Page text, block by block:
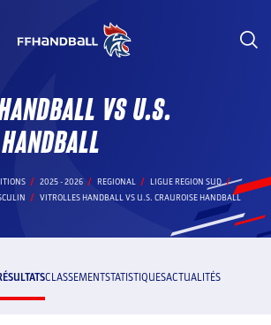
VS U.S.
2025 - 2026 REGIONAL
LIGUE REGION SUD
VITROLLES HANDBALL VS U.S. CRAUROISE HANDBALL
CLASSEMENTSTATISTIQUESACTUALITÉS